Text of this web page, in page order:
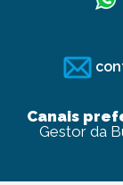
Canais
Gestor da